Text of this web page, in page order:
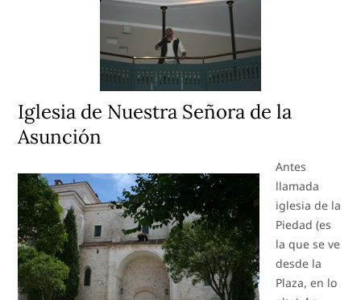
Iglesia de Nuestra Señora de la
Asunción
Antes
llamada
iglesia de la
Piedad (es
la que se ve
desde la
Plaza, en lo